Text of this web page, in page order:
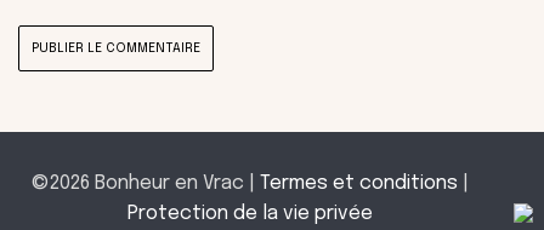
©2026 Bonheur en Vrac | Termes et conditions
Protection de la vie privée